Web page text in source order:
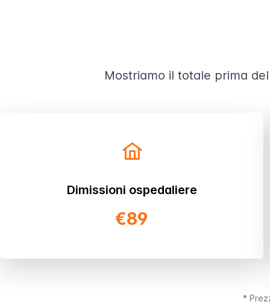
Mostriamo il totale prima
Dimissioni ospedaliere
€89
*